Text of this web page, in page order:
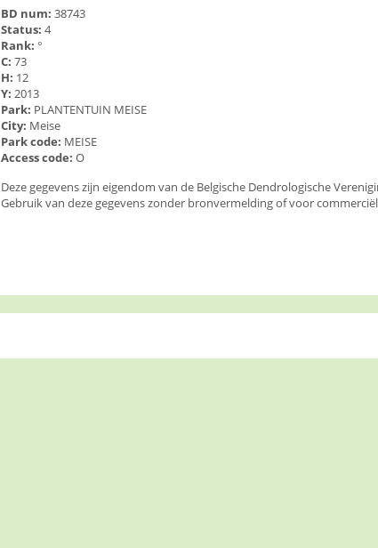
BD num: 38743
Status: 4
Rank: °
C: 73
H: 12
Y: 2013
Park: PLANTENTUIN MEISE
City: Meise
Park code: MEISE
Access code: O
Deze gegevens zijn eigendom van de Belgische Dendrologische
Gebruik van deze gegevens zonder bronvermelding of voor